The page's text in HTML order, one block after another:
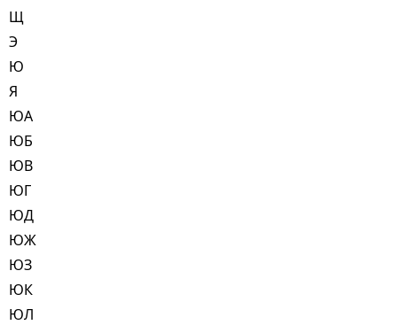
Щ
Э
Ю
Я
ЮА
ЮБ
ЮВ
ЮГ
ЮД
ЮЖ
ЮЗ
ЮК
ЮЛ